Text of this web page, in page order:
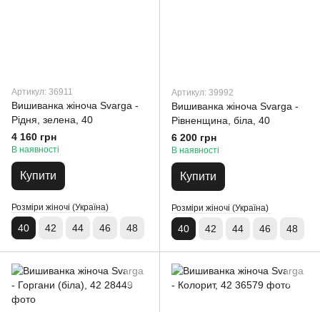
Артикул: 36911
Вишиванка жіноча Svarga -
Рідня, зелена, 40
4 160 грн
В наявності
Купити
Розміри жіночі (Україна)
40 42 44 46 48
Артикул: 39992
Вишиванка жіноча Svarga -
Рівненщина, біла, 40
6 200 грн
В наявності
Купити
Розміри жіночі (Україна)
40 42 44 46 48